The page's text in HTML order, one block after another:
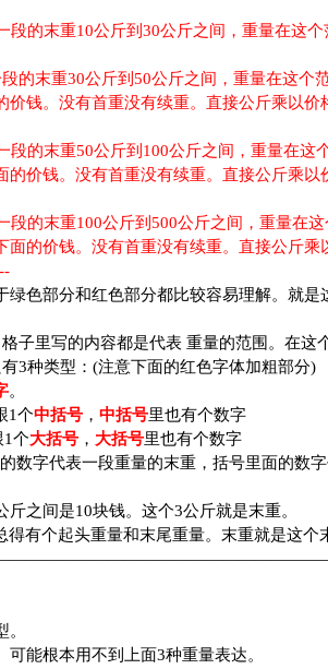
段的末重10公斤到 30公斤之间，重量在这
的末重30公斤到 50公斤之间，重量在这个
价钱。没有首重没有续重。直接公斤乘以价
段的末重50公斤到 100公斤之间，重量在这
的价钱。没有首重没有续重。直接公斤乘以
段的末重100公斤到 500公斤之间，重量在
面的价钱。没有首重没有续重。直接公斤乘
绿色部分和红色部分都比较容易理解。就
子里写的内容都是代表 重量的范围。在这
3种类型： (注意下面的红色字体加粗部分)
。
1个中括号 ， 中括号里也有个数字
1个大括号 ， 大括号里也有个数字
数字代表一段重量的末重，括号里面的数
斤之间是10块钱。这个3公斤就是末重。
得有个起头重量和末尾重量。末重就是这个
可能根本用不到上面3种重量表达。